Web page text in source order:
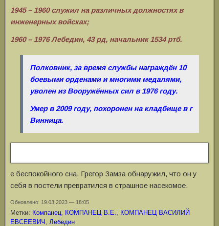
1945 – 1960 служил на различных должностях в
инженерных войсках;
1960 – 1976 Лебедин, 43 рд, начальник 1534 ртб.
Полковник, за время службы награждён 10
боевыми орденами и многими медалями,
уволен из Вооружённых сил в 1976 году.
Умер в 2009 году, похоронен на кладбище в г
Винница.
е беспокойного сна, Грегор Замза обнаружил, что он у
себя в постели превратился в страшное насекомое.
Обновлено: 19.03.2023 — 18:05
Метки: Компанец, КОМПАНЕЦ В.Е., КОМПАНЕЦ ВАСИЛИЙ
ЕВСЕЕВИЧ , Лебедин